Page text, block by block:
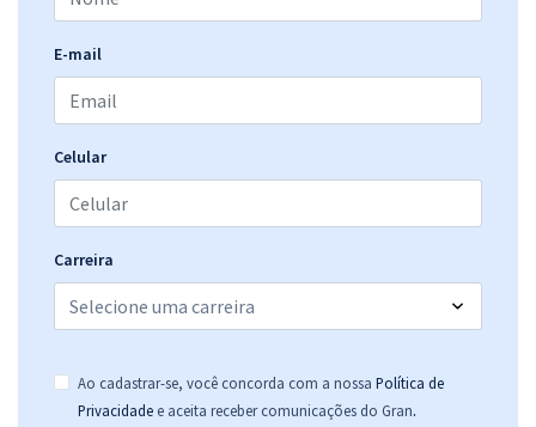
E-mail
Celular
Carreira
Ao cadastrar-se, você concorda com a nossa Política de
Privacidade e aceita receber comunicações do Gran.